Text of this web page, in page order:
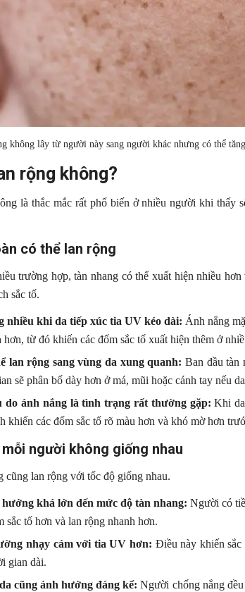
không lây từ người này sang người khác nhưng có thể
rộng không?
là thắc mắc rất phổ biến ở nhiều người khi thấy
có thể lan rộng
trường hợp, tàn nhang có thể xuất hiện nhiều
sắc tố.
nhiều khi da tiếp xúc tia UV kéo dài: Ánh nắng
hơn, từ đó khiến các đốm sắc tố xuất hiện thêm ở
lan rộng sang vùng da xung quanh: Ban đầu tàn
sẽ phân bố dày hơn ở má, mũi hoặc cánh tay nếu
do ánh nắng là tình trạng rất thường gặp: Khi
khiến các đốm sắc tố rõ màu hơn và khó mờ hơn
người không giống nhau
cũng lan rộng với tốc độ giống nhau.
khá lớn đến mức độ tàn nhang: Người có
sắc tố hơn và lan rộng nhanh hơn.
nhạy cảm với tia UV hơn: Điều này khiến sắc
gian dài.
cũng ảnh hưởng đáng kể: Người chống nắng